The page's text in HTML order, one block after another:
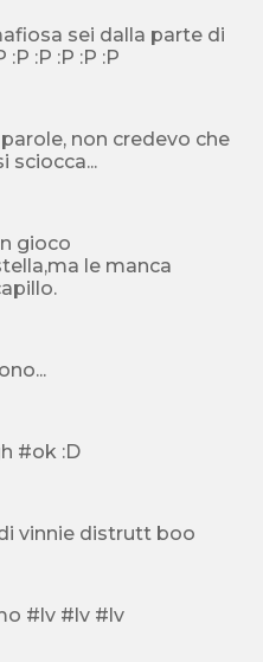
sei dalla parte di
alonzo :P :P :P :P :P :P :P :P :P :P
non credevo che
sciocca...
gioco
le manca
per capillo.
bellisimo raga argh #ok :D
vinnie distrutt boo
troppo bello lo amo #lv #lv #lv